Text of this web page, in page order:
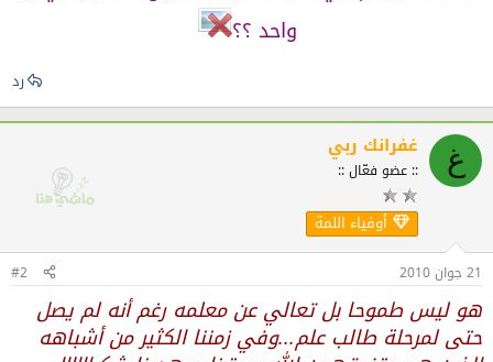
واحد ؟؟
رد
غ غفرانك ربي
:: عضو فعّال ::
أوفياء اللمة
21 جوان 2010 #2
هو ليس طموحا بل تعالي عن معلمه رغم أنه لم يصل
حتى لمرحلة طالب علم...وفي زمننا الكثير من أشباهه